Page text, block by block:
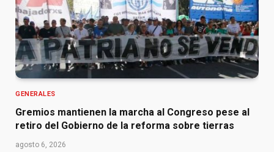
GENERALES
Gremios mantienen la marcha al Congreso pese al
retiro del Gobierno de la reforma sobre tierras
agosto 6, 2026